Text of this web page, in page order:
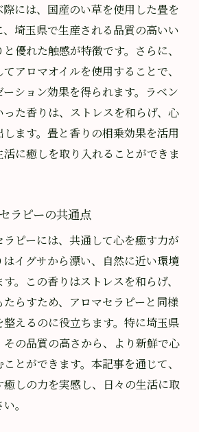
には、国産のい草を使用した畳を
埼玉県で生産される品質の高いい
優れた触感が特徴です。さらに、
アロマオイルを使用することで、
ション効果を得られます。ラベン
た香りは、ストレスを和らげ、心
ます。畳と香りの相乗効果を活用
に癒しを取り入れることができま
ラピーの共通点
ピーには、共通して心を癒す力が
イグサから漂い、自然に近い環境
。この香りはストレスを和らげ、
たらすため、アロマセラピーと同様
えるのに役立ちます。特に埼玉県
の品質の高さから、より新鮮で心
とができます。本記事を通じて、
しの力を実感し、日々の生活に取
。